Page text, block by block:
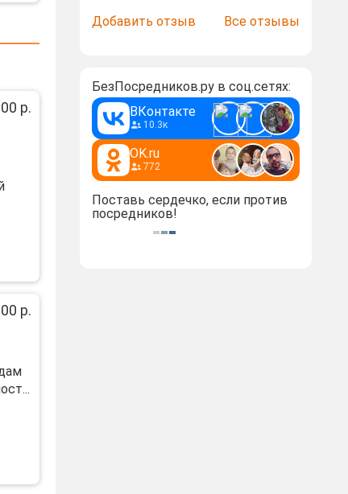
р.
р.
Добавить отзыв Все отзывы
БезПосредников.ру в соц.сетях:
ВКонтакте
10.3к
OK.ru
772
Поставь сердечко, если против
посредников!